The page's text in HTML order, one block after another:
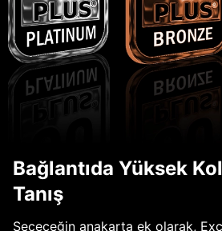
Bağlantıda Yüksek
Tanış
Seçeceğin anakarta ek olarak,